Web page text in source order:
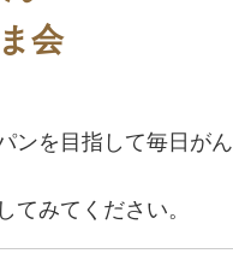
会
ンを目指して毎日がん
てみてください。